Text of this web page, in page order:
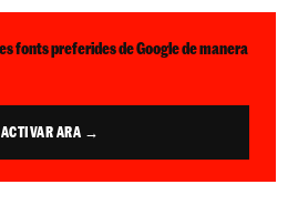
fonts preferides de Google de manera
ACTIVAR ARA →